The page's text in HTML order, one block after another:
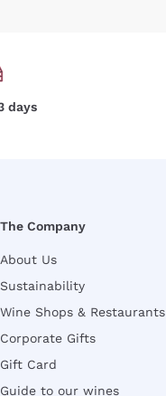
days
The Company
About Us
Sustainability
Wine Shops & Restaurants
Corporate Gifts
Gift Card
Guide to our wines